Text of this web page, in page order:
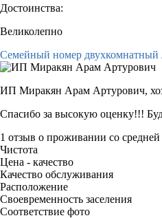
Достоинства:
Великолепно
Семейный номер двухкомнатный
ИП Миракян Арам Артурович,
Спасибо за высокую оценку!!!
1 отзыв о проживании со средней
Чистота
Цена - качество
Качество обслуживания
Расположение
Своевременность заселения
Соответствие фото